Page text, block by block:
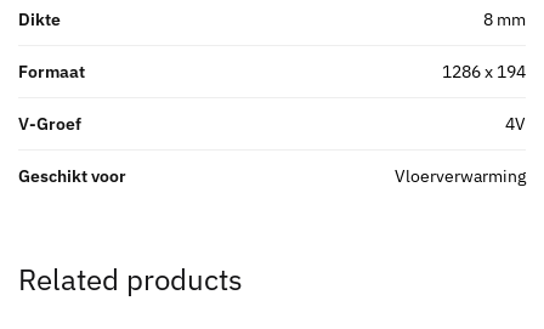
Dikte 8 mm
Formaat 1286 x 194
V-Groef 4V
Geschikt voor Vloerverwarming
Related products